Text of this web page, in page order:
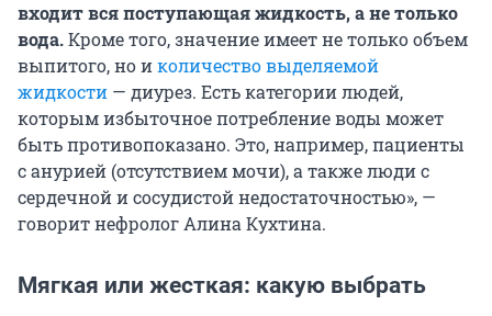
входит вся поступающая жидкость, а не только
вода.Кроме того, значение имеет не только объем
выпитого, но иколичество выделяемой
жидкости — диурез. Есть категории людей,
которым избыточное потребление воды может
быть противопоказано. Это, например, пациенты
с анурией (отсутствием мочи), а также люди с
сердечной и сосудистой недостаточностью», —
говорит нефролог Алина Кухтина.
Мягкая или жесткая: какую выбрать